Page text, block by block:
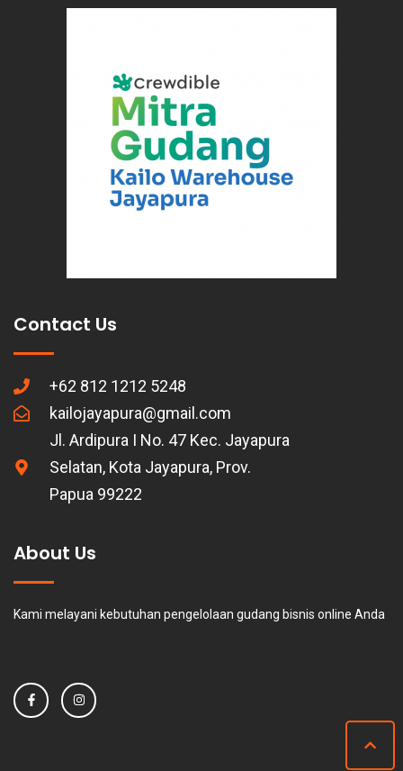
Contact Us
+62 812 1212 5248
kailojayapura@gmail.com
Jl. Ardipura I No. 47 Kec. Jayapura
Selatan, Kota Jayapura, Prov.
Papua 99222
About Us
Kami melayani kebutuhan pengelolaan gudang bisnis online Anda